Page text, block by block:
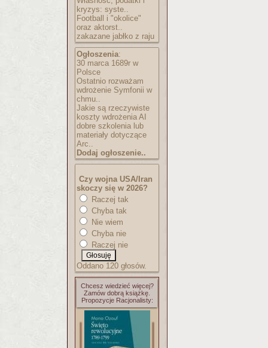
kryzys: syste..
Football i "okolice"
oraz aktorst..
zakazane jabłko z raju
Ogłoszenia:
30 marca 1689r w
Polsce
Ostatnio rozważam
wdrożenie Symfonii w
chmu..
Jakie są rzeczywiste
koszty wdrożenia AI
dobre szkolenia lub
materiały dotyczące
Arc..
Dodaj ogłoszenie..
Czy wojna USA/Iran
skoczy się w 2026?
Raczej tak
Chyba tak
Nie wiem
Chyba nie
Raczej nie
Oddano 120 głosów.
Chcesz wiedzieć więcej?
Zamów dobrą książkę.
Propozycje Racjonalisty: